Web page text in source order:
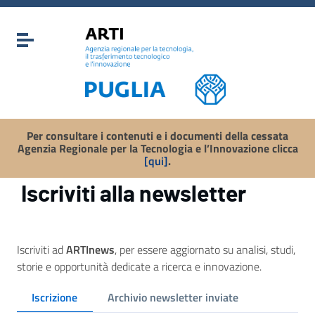
Vai ai contenuti
Vai al menu di navigazione
Vai al footer
Attiva / disattiva la navigazione
Per consultare i contenuti e i documenti della cessata
Agenzia Regionale per la Tecnologia e l’Innovazione clicca
[qui].
Iscriviti alla newsletter
Iscriviti adARTInews, per essere aggiornato su analisi, studi,
storie e opportunità dedicate a ricerca e innovazione.
Iscrizione
Archivio newsletter inviate